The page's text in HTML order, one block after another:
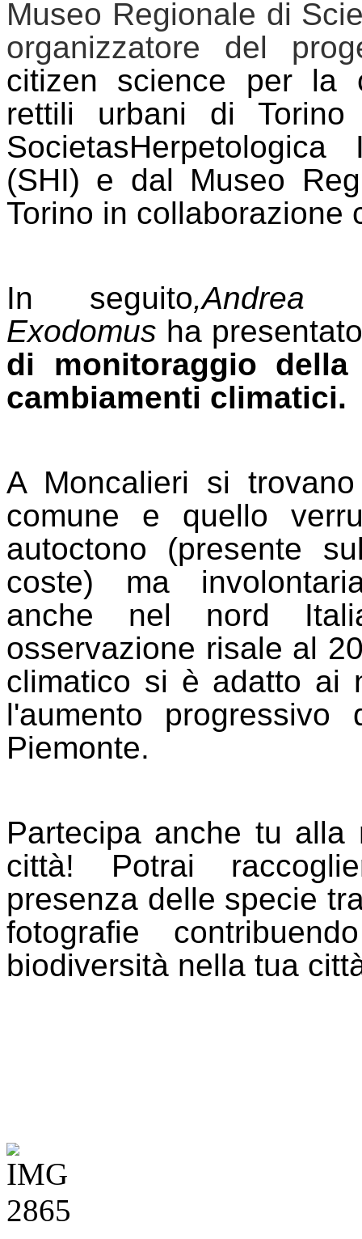
Museo Regionale di
organizzatore del
citizen science per la
rettili urbani di
SocietasHerpetologica
(SHI) e dal Museo
Torino in collaborazione
In seguito,Andrea
Exodomus ha
di monitoraggio
cambiamenti climatici.
A Moncalieri si
comune e quello
autoctono (presente
coste) ma
anche nel nord
osservazione risale al
climatico si è adatto ai
l'aumento progressivo
Piemonte.
Partecipa anche tu
città! Potrai
presenza delle specie
fotografie
biodiversità nella tua